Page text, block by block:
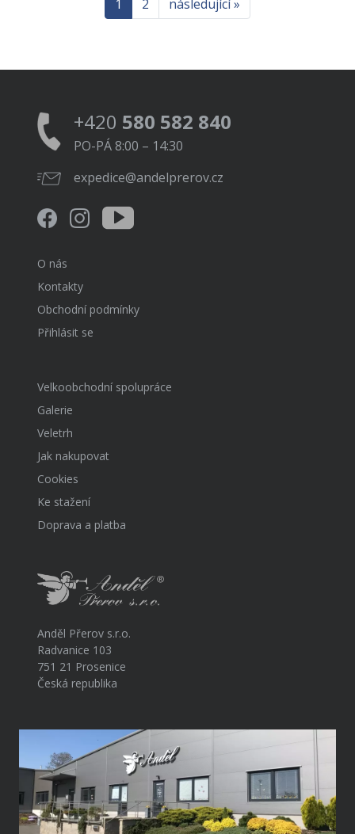
1 2 následující »
+420 580 582 840
PO-PÁ 8:00 – 14:30
expedice@andelprerov.cz
O nás
Kontakty
Obchodní podmínky
Přihlásit se
Velkoobchodní spolupráce
Galerie
Veletrh
Jak nakupovat
Cookies
Ke stažení
Doprava a platba
Anděl Přerov s.r.o.
Radvanice 103
751 21 Prosenice
Česká republika